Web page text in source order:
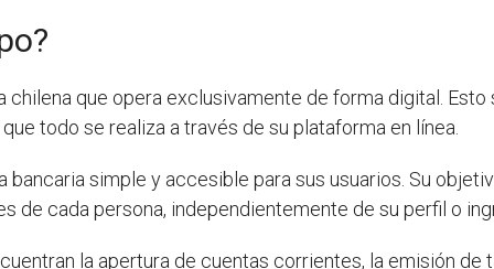
chilena que opera exclusivamente de forma digital.
todo se realiza a través de su plataforma en línea.
simple y accesible para sus usuarios. Su
de cada persona, independientemente de su perfil o
la apertura de cuentas corrientes, la emisión